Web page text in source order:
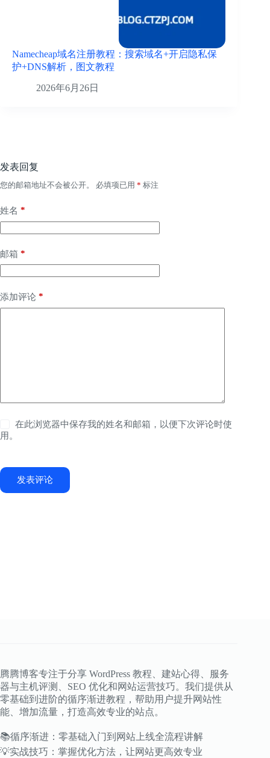
Namecheap域名注册教程：搜索域名+开启隐私保
护+DNS解析，图文教程
2026年6月26日
发表回复
您的邮箱地址不会被公开。 必填项已用 * 标注
姓名 *
邮箱 *
添加评论 *
在此浏览器中保存我的姓名和邮箱，以便下次评论时使
用。
发表评论
腾腾博客专注于分享 WordPress 教程、建站心得、服务
器与主机评测、SEO 优化和网站运营技巧。我们提供从
零基础到进阶的循序渐进教程，帮助用户提升网站性
能、增加流量，打造高效专业的站点。
📚循序渐进：零基础入门到网站上线全流程讲解
💡实战技巧：掌握优化方法，让网站更高效专业